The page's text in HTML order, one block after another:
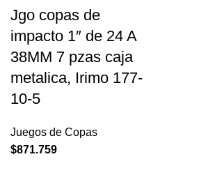
Jgo copas de
impacto 1″ de 24 A
38MM 7 pzas caja
metalica, Irimo 177-
10-5
Juegos de Copas
$871.759